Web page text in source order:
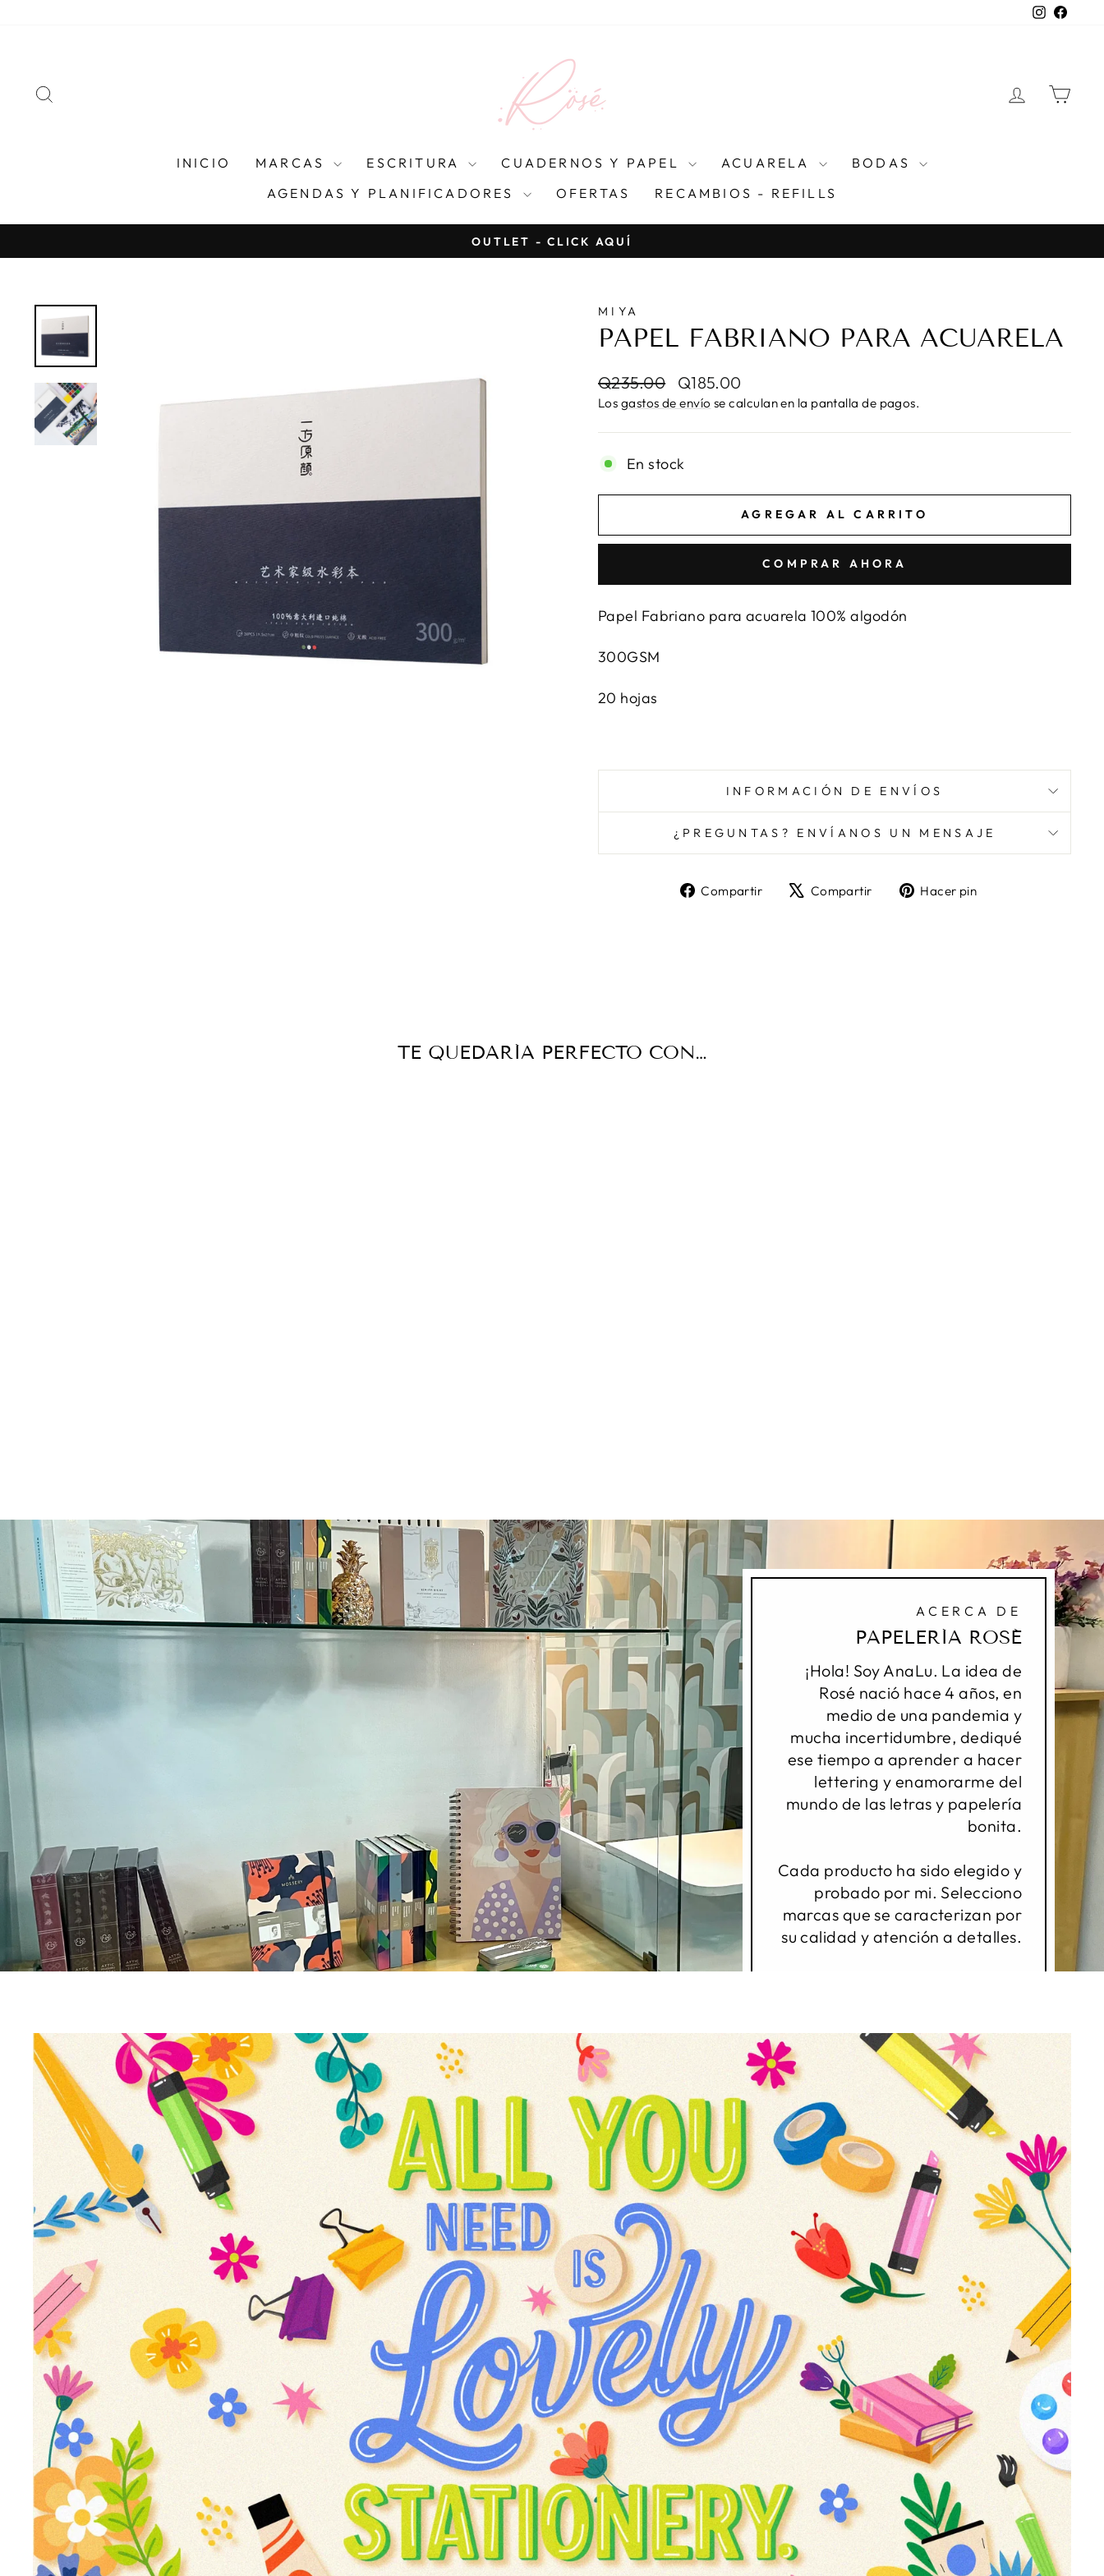
Instagram
INICIO MARCAS ESCRITURA CUADERNOS Y PAPEL ACUARELA
BODAS
AGENDAS Y PLANIFICADORES
OFERTAS RECAMBIOS - REFILLS
diapositivas
OUTLET - CLICK AQUÍ
MIYA
PAPEL FABRIANO PARA ACUARELA
Precio
habitual
Q235.00
Precio
de
Q185.00
Los gastos de envío se calculan en la pantalla de pagos.
En stock
AGREGAR AL CARRITO
COMPRAR AHORA
Papel Fabriano para acuarela 100% algodón
300GSM
20 hojas
INFORMACIÓN DE ENVÍOS
¿PREGUNTAS? ENVÍANOS UN MENSAJE
Compartir
Compartir
Compartir
TuitearHacer pin
TE QUEDARÍA PERFECTO CON…
ACERCA DE
PAPELERÍA ROSÉ
¡Hola! Soy AnaLu. La idea de
Rosé nació hace 4 años, en
medio de una pandemia y
mucha incertidumbre, dediqué
ese tiempo a aprender a hacer
lettering y enamorarme del
mundo de las letras y papelería
bonita.
Cada producto ha sido elegido y
probado por mi. Selecciono
marcas que se caracterizan por
su calidad y atención a detalles.
Con cariño,
Ana Lu